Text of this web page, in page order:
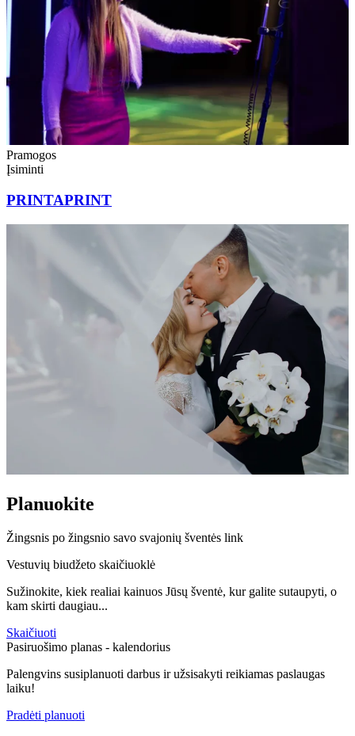
Pramogos
Įsiminti
PRINTAPRINT
Planuokite
Žingsnis po žingsnio savo svajonių šventės link
Vestuvių biudžeto skaičiuoklė
Sužinokite, kiek realiai kainuos Jūsų šventė, kur galite sutaupyti, o
kam skirti daugiau...
Skaičiuoti
Pasiruošimo planas - kalendorius
Palengvins susiplanuoti darbus ir užsisakyti reikiamas paslaugas
laiku!
Pradėti planuoti